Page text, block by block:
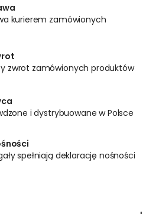
kurierem zamówionych
zwrot zamówionych produktów
i dystrybuowane w Polsce
spełniają deklarację nośności